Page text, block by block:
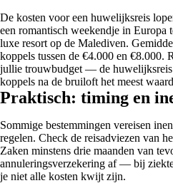
De kosten voor een huwelijksreis
een romantisch weekendje in Europa
luxe resort op de Malediven.
koppels tussen de €4.000 en €8.000.
jullie trouwbudget — de huwelijksreis
koppels na de bruiloft het meest
Praktisch: timing en
Sommige bestemmingen vereisen
regelen. Check de reisadviezen van
Zaken minstens drie maanden van
annuleringsverzekering af — bij
je niet alle kosten kwijt zijn.